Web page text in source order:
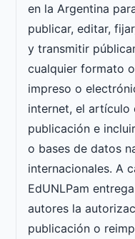
en la Argentina
publicar, editar,
y transmitir
cualquier formato
impreso o
internet, el artículo
publicación e
o bases de datos
internacionales. A
EdUNLPam
autores la
publicación o